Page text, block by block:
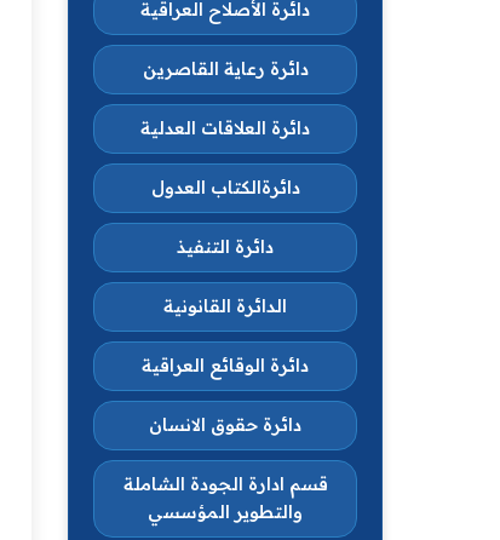
دائرة الأصلاح العراقية
دائرة رعاية القاصرين
دائرة العلاقات العدلية
دائرةالكتاب العدول
دائرة التنفيذ
الدائرة القانونية
دائرة الوقائع العراقية
دائرة حقوق الانسان
قسم ادارة الجودة الشاملة
والتطوير المؤسسي